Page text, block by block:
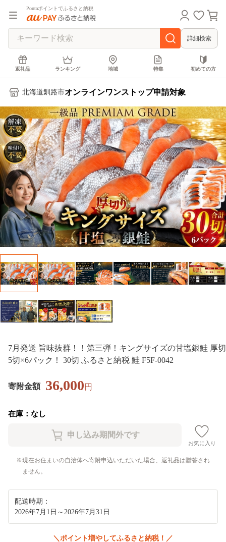
Pontaポイントでふるさと納税
詳細検索
返礼品 ランキング 地域 特集 初めての方
北海道釧路市オンラインワンストップ申請対象
7月発送 旨味抜群！！第三弾！キングサイズの甘塩銀鮭 厚切
5切×6パック！ 30切 ふるさと納税 鮭 F5F-0042
寄附金額 36,000円
在庫：なし
お気に入り
現在お住まいの自治体へ寄附申込いただいた場合、返礼品は贈答され
ません。
配送時期：
2026年7月1日～2026年7月31日
＼ポイント増やしてふるさと納税！／